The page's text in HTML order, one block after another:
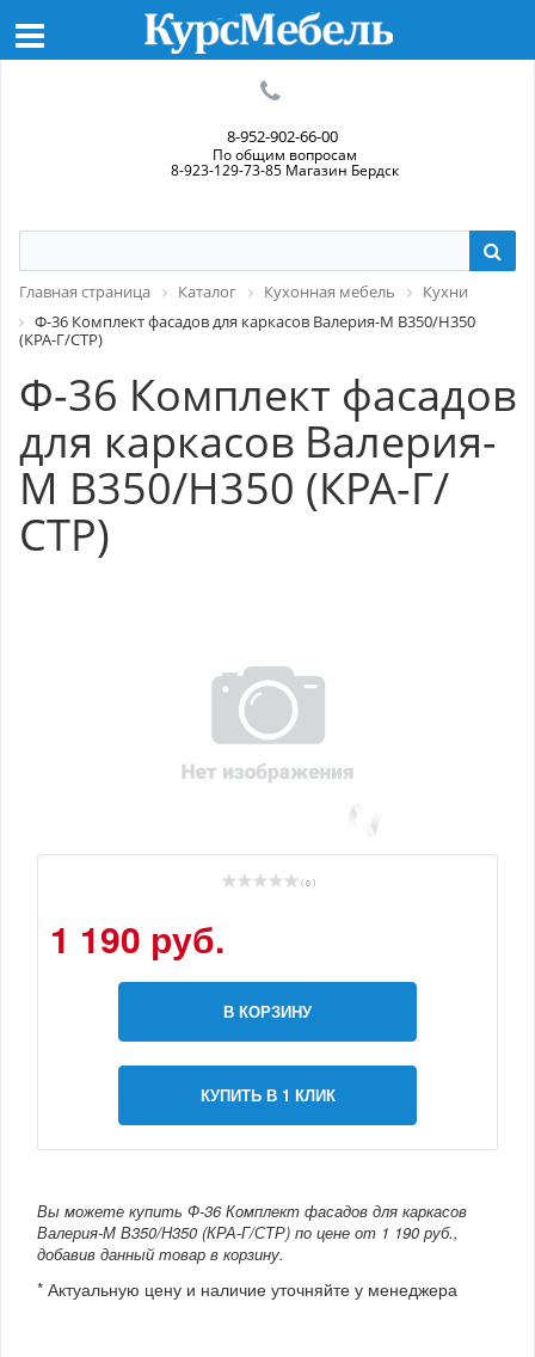
8-952-902-66-00
По общим вопросам
8-923-129-73-85 Магазин Бердск
Главная страница Каталог Кухонная мебель
Кухни
Ф-36 Комплект фасадов для каркасов Валерия-М В350/Н350
(КРА-Г/СТР)
Ф-36 Комплект фасадов
для каркасов Валерия-
М В350/Н350 (КРА-Г/
СТР)
( 0 )
1 190 руб.
В КОРЗИНУ
КУПИТЬ В 1 КЛИК
Вы можете купить Ф-36 Комплект фасадов для каркасов
Валерия-М В350/Н350 (КРА-Г/СТР) по цене от 1 190 руб.,
добавив данный товар в корзину.
* Актуальную цену и наличие уточняйте у менеджера